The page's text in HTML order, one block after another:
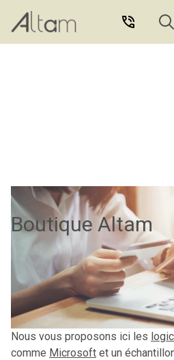
Aller au contenu principal
Boutique Altam
La boutique Altam,
logiciels et matériel.
Nous vous proposons ici les
comme Microsoft et un